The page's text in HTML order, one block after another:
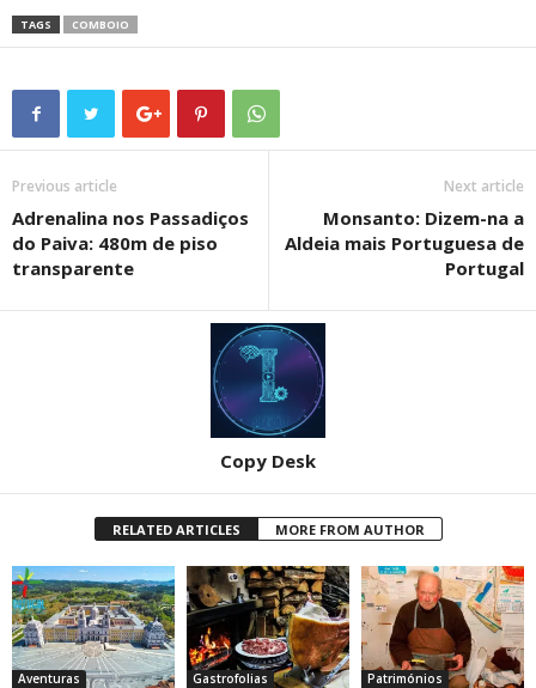
TAGS COMBOIO
Previous article
Adrenalina nos Passadiços
do Paiva: 480m de piso
transparente
Next article
Monsanto: Dizem-na a
Aldeia mais Portuguesa de
Portugal
Copy Desk
RELATED ARTICLES MORE FROM AUTHOR
Aventuras Gastrofolias Patrimónios